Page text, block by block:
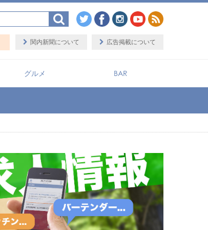
関内新聞について 広告掲載について
サイト「BaySHOPs（ベイショップス）」
グルメ BAR